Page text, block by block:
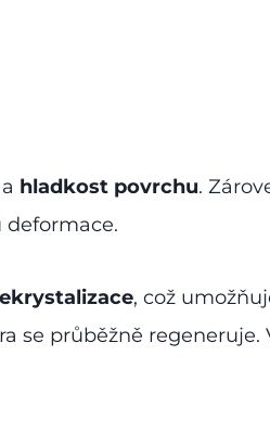
a hladkost povrchu.
, což
se průběžně regeneruje.